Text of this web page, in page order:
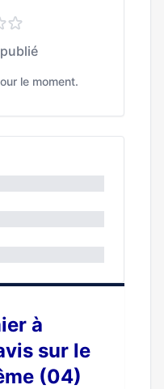
le moment.
à
sur le
(04)